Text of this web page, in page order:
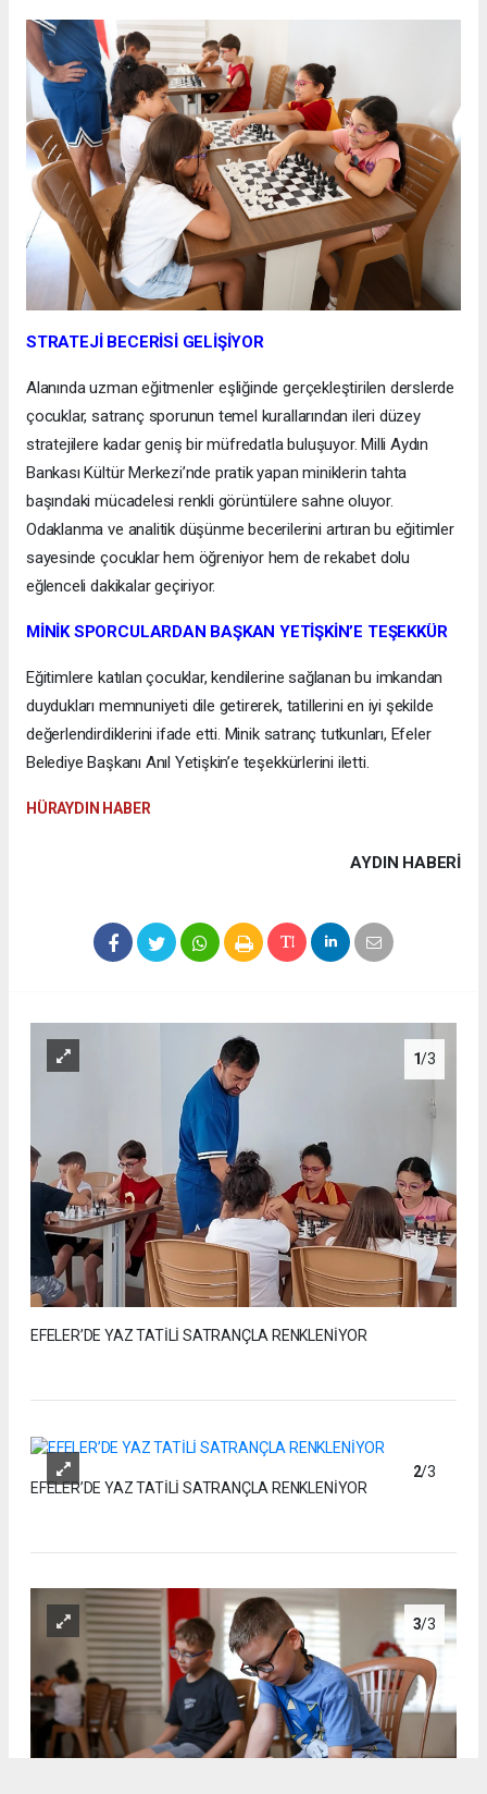
STRATEJİ BECERİSİ GELİŞİYOR
Alanında uzman eğitmenler eşliğinde gerçekleştirilen derslerde
çocuklar, satranç sporunun temel kurallarından ileri düzey
stratejilere kadar geniş bir müfredatla buluşuyor. Milli Aydın
Bankası Kültür Merkezi’nde pratik yapan miniklerin tahta
başındaki mücadelesi renkli görüntülere sahne oluyor.
Odaklanma ve analitik düşünme becerilerini artıran bu eğitimler
sayesinde çocuklar hem öğreniyor hem de rekabet dolu
eğlenceli dakikalar geçiriyor.
MİNİK SPORCULARDAN BAŞKAN YETİŞKİN’E TEŞEKKÜR
Eğitimlere katılan çocuklar, kendilerine sağlanan bu imkandan
duydukları memnuniyeti dile getirerek, tatillerini en iyi şekilde
değerlendirdiklerini ifade etti. Minik satranç tutkunları, Efeler
Belediye Başkanı Anıl Yetişkin’e teşekkürlerini iletti.
HÜRAYDIN HABER
AYDIN HABERİ
1/3
EFELER’DE YAZ TATİLİ SATRANÇLA RENKLENİYOR
2/3
EFELER’DE YAZ TATİLİ SATRANÇLA RENKLENİYOR
3/3